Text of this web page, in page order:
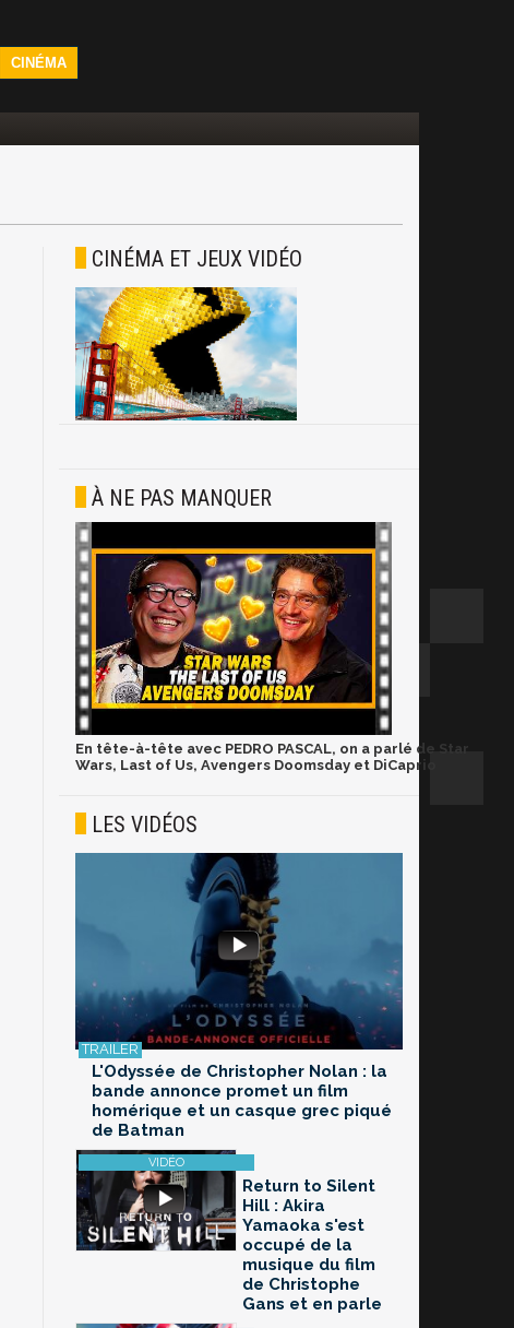
CINÉMA
CINÉMA ET JEUX VIDÉO
À NE PAS MANQUER
En tête-à-tête avec PEDRO PASCAL, on a parlé de Star
Wars, Last of Us, Avengers Doomsday et DiCaprio
LES VIDÉOS
L'Odyssée de Christopher Nolan : la
bande annonce promet un film
homérique et un casque grec piqué
de Batman
Return to Silent
Hill : Akira
Yamaoka s'est
occupé de la
musique du film
de Christophe
Gans et en parle